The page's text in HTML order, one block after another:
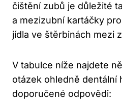
čištění zubů je důležité
a mezizubní kartáčky
jídla ve štěrbinách mezi
V tabulce níže najdete
otázek ohledně dentální
doporučené odpovědi: